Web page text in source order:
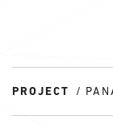
PROJECT